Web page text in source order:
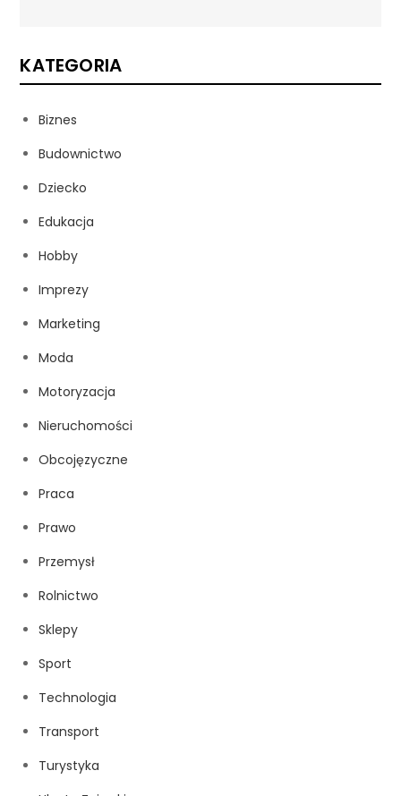
KATEGORIA
Biznes
Budownictwo
Dziecko
Edukacja
Hobby
Imprezy
Marketing
Moda
Motoryzacja
Nieruchomości
Obcojęzyczne
Praca
Prawo
Przemysł
Rolnictwo
Sklepy
Sport
Technologia
Transport
Turystyka